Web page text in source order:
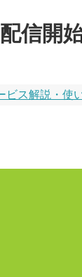
信開
ビス解説・使